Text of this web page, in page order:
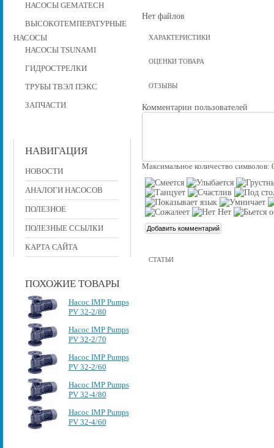
НАСОСЫ GEMATECH
ВЫСОКОТЕМПЕРАТУРНЫЕ
НАСОСЫ
НАСОСЫ TSUNAMI
ГИДРОСТРЕЛКИ
ТРУБЫ ТВЭЛ ПЭКС
ЗАПЧАСТИ
НАВИГАЦИЯ
НОВОСТИ
АНАЛОГИ НАСОСОВ
ПОЛЕЗНОЕ
ПОЛЕЗНЫЕ ССЫЛКИ
КАРТА САЙТА
ПОХОЖИЕ ТОВАРЫ
Насос IMP Pumps
PV 32-2/80
Насос IMP Pumps
PV 32-2/70
Насос IMP Pumps
PV 32-2/60
Насос IMP Pumps
PV 32-4/80
Насос IMP Pumps
PV 32-4/60
Нет файлов
ХАРАКТЕРИСТИКИ
ОЦЕНКИ ТОВАРА
ОТЗЫВЫ
Комментарии пользователей
Максимальное количество символов:
СТАТЬИ